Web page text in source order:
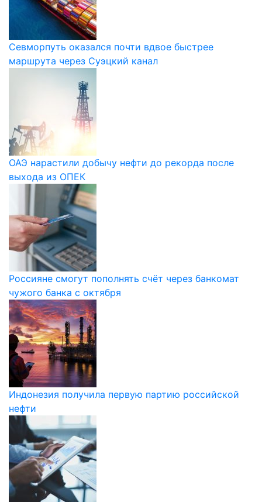
Севморпуть оказался почти вдвое быстрее
маршрута через Суэцкий канал
ОАЭ нарастили добычу нефти до рекорда после
выхода из ОПЕК
Россияне смогут пополнять счёт через банкомат
чужого банка с октября
Индонезия получила первую партию российской
нефти